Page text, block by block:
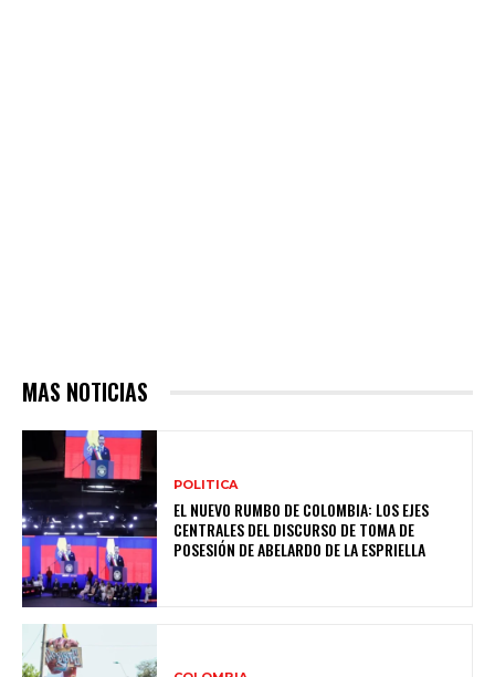
MAS NOTICIAS
POLITICA
EL NUEVO RUMBO DE COLOMBIA: LOS EJES
CENTRALES DEL DISCURSO DE TOMA DE
POSESIÓN DE ABELARDO DE LA ESPRIELLA